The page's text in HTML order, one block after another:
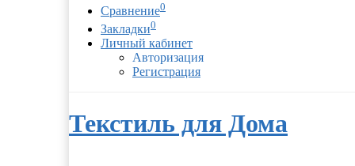
Сравнение0
Закладки0
Личный кабинет
Авторизация
Регистрация
Текстиль для Дома